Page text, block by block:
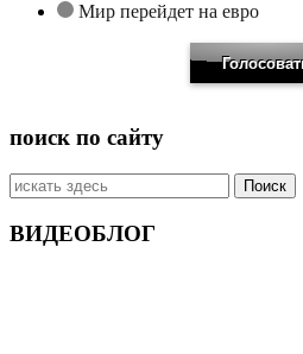
Мир перейдет на евро
поиск по сайту
Искать:
ВИДЕОБЛОГ